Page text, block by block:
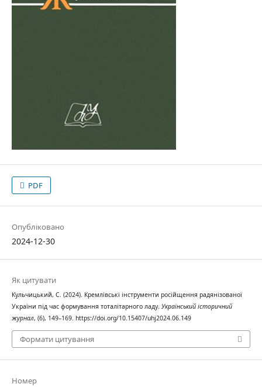
PDF
Опубліковано
2024-12-30
Як цитувати
Кульчицький, С. (2024). Кремлівські інструменти російщення радянізованої
України під час формування тоталітарного ладу. Український історичний
журнал, (6), 149–169. https://doi.org/10.15407/uhj2024.06.149
Формати цитування
Номер